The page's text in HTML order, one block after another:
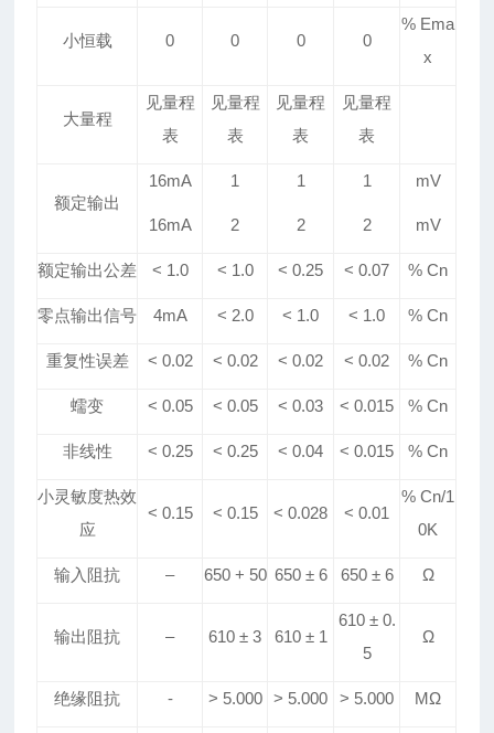
小恒载 0 0 0 0
% Ema
x
大量程
见量程
表
见量程
表
见量程
表
见量程
表
额定输出
16mA
16mA
1
2
1
2
1
2
mV
mV
额定输出公差 < 1.0 < 1.0 <0.25 <0.07 % Cn
零点输出信号 4mA < 2.0 < 1.0 < 1.0 % Cn
重复性误差 < 0.02 < 0.02 < 0.02 < 0.02 % Cn
蠕变 < 0.05 < 0.05 < 0.03 < 0.015 % Cn
非线性 < 0.25 < 0.25 < 0.04 < 0.015 % Cn
小灵敏度热效
应
< 0.15 < 0.15 < 0.028 < 0.01
% Cn/1
0K
输入阻抗 – 650 + 50 650 ±6 650 ±6 Ω
输出阻抗 – 610± 3 610 ±1
610 ±0.
5
Ω
绝缘阻抗 - > 5.000 > 5.000 > 5.000 MΩ